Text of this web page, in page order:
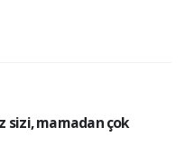
sizi, mamadan çok